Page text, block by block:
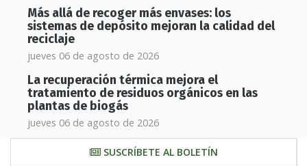
Más allá de recoger más envases: los
sistemas de depósito mejoran la calidad del
reciclaje
jueves 06 de agosto de 2026
La recuperación térmica mejora el
tratamiento de residuos orgánicos en las
plantas de biogás
jueves 06 de agosto de 2026
SUSCRÍBETE AL BOLETÍN